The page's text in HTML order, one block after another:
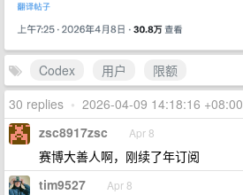
Codex 用户
限额
30 replies • 2026-04-09 14:18:16 +08:00
zsc8917zsc Apr 8
赛博大善人啊，刚续了年订阅
tim9527 Apr 8